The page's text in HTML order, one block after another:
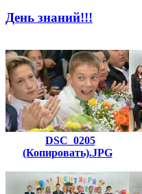
День знаний!!!
DSC_0205
(Копировать).JPG